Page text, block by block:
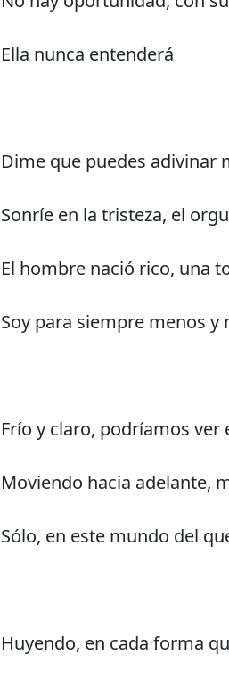
Ella nunca entenderá
Dime que puedes adivinar
Sonríe en la tristeza, el
El hombre nació rico, una
Soy para siempre menos y
Frío y claro, podríamos ver
Moviendo hacia adelante,
Sólo, en este mundo del
Huyendo, en cada forma